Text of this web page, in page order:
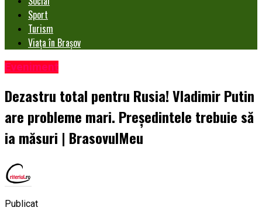
Sport
Turism
Viața în Brașov
Eveniment
Dezastru total pentru Rusia! Vladimir Putin
are probleme mari. Președintele trebuie să
ia măsuri | BrasovulMeu
Publicat